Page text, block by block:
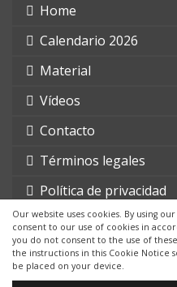
Our website uses cookies. By using
consent to our use of cookies in
you do not consent to the use of
the instructions in this Cookie Notice
be placed on your device.
Home
Calendario 2026
Material
Vídeos
Contacto
Términos legales
Política de privacidad
© 2026 - triatlonchannel.com.